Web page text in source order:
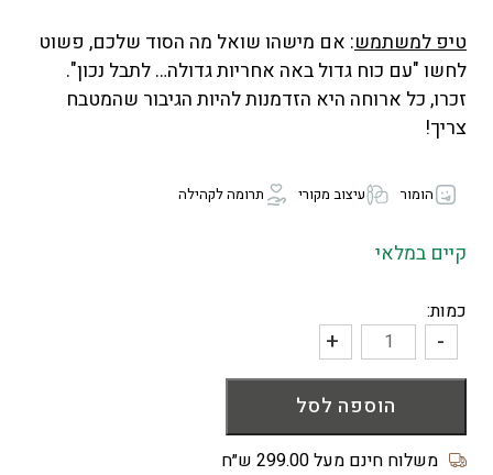
טיפ למשתמש: אם מישהו שואל מה הסוד שלכם, פשוט
לחשו "עם כוח גדול באה אחריות גדולה… לתבל נכון".
זכרו, כל ארוחה היא הזדמנות להיות הגיבור שהמטבח
צריך!
הומור עיצוב מקורי תרומה לקהילה
קיים במלאי
כמות:
כמות
של
לתנור
Mr
-
+
הוספה לסל
משלוח חינם מעל 299.00 ש״ח